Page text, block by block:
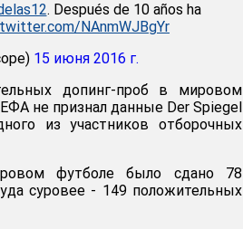
. Después de 10 años ha
NAnmWJBgYr
15 июня 2016 г.
допинг-проб в мировом
не признал данные Der Spiegel
из участников отборочных
футболе было сдано 78
суровее - 149 положительных